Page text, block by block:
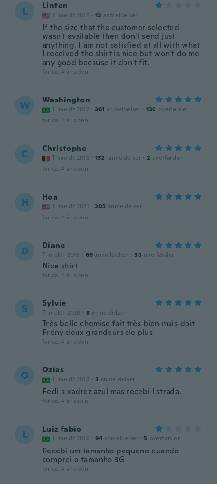
L Linton
Tilmeldt 2016 · 12 anmeldelser
If the size that the customer selected
wasn't available then don't send just
anything. I am not satisfied at all with what
I received the shirt is nice but won't do me
any good because it don't fit.
for ca. 4 år siden
W Washington
Tilmeldt 2017 · 361 anmeldelser · 130 overførsler
for ca. 4 år siden
C Christophe
Tilmeldt 2016 · 132 anmeldelser · 2 overførsler
for ca. 4 år siden
H Hoa
Tilmeldt 2021 · 205 anmeldelser
for ca. 4 år siden
D Diane
Tilmeldt 2018 · 66 anmeldelser · 30 overførsler
Nice shirt
for ca. 4 år siden
S Sylvie
Tilmeldt 2020 · 8 anmeldelser
Très belle chemise fait très bien mais doit
Prény deux grandeurs de plus
for ca. 4 år siden
O Ozias
Tilmeldt 2018 · 3 anmeldelser
Pedi a xadrez azul mas recebi listrada.
for ca. 4 år siden
L Luiz fabio
Tilmeldt 2016 · 94 anmeldelser · 5 overførsler
Recebi um tamanho pequeno quando
comprei o tamanho 3G
for ca. 4 år siden